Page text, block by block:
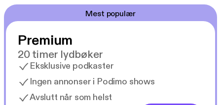
Mest populær
Premium
20 timer lydbøker
Eksklusive podkaster
Ingen annonser i Podimo shows
Avslutt når som helst